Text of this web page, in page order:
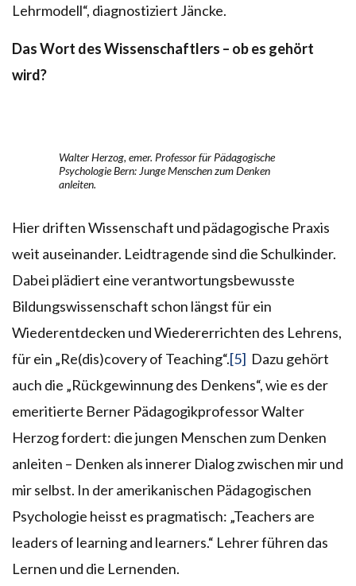
Lehrmodell“, diagnostiziert Jäncke.
Das Wort des Wissenschaftlers – ob es gehört
wird?
Walter Herzog, emer. Professor für Pädagogische
Psychologie Bern: Junge Menschen zum Denken
anleiten.
Hier driften Wissenschaft und pädagogische Praxis
weit auseinander. Leidtragende sind die Schulkinder.
Dabei plädiert eine verantwortungsbewusste
Bildungswissenschaft schon längst für ein
Wiederentdecken und Wiedererrichten des Lehrens,
für ein „Re(dis)covery of Teaching“.[5] Dazu gehört
auch die „Rückgewinnung des Denkens“, wie es der
emeritierte Berner Pädagogikprofessor Walter
Herzog fordert: die jungen Menschen zum Denken
anleiten – Denken als innerer Dialog zwischen mir und
mir selbst. In der amerikanischen Pädagogischen
Psychologie heisst es pragmatisch: „Teachers are
leaders of learning and learners.“ Lehrer führen das
Lernen und die Lernenden.